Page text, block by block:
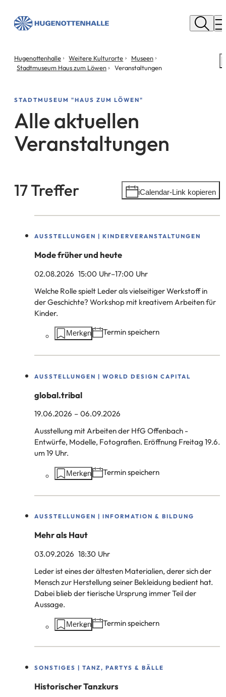
Neu
Isenburg
befinden
Hugenottenhalle Weitere Kulturorte
Museen
Stadtmuseum Haus zum Löwen
Veranstaltungen
STADTMUSEUM "HAUS ZUM LÖWEN"
Alle aktuellen
Veranstaltungen
Suchergebnis
17 Treffer iCalendar-Link kopieren
AUSSTELLUNGEN | KINDERVERANSTALTUNGEN
Mode früher und heute
02.08.2026 15:00 Uhr–17:00 Uhr
Welche Rolle spielt Leder als vielseitiger Werkstoff in
der Geschichte? Workshop mit kreativem Arbeiten für
Kinder.
Aktionen
dieser
Merken Termin speichern
AUSSTELLUNGEN | WORLD DESIGN CAPITAL
global.tribal
19.06.2026 – 06.09.2026
Ausstellung mit Arbeiten der HfG Offenbach -
Entwürfe, Modelle, Fotografien. Eröffnung Freitag 19.6.
um 19 Uhr.
Aktionen
dieser
Merken Termin speichern
AUSSTELLUNGEN | INFORMATION & BILDUNG
Mehr als Haut
03.09.2026 18:30 Uhr
Leder ist eines der ältesten Materialien, derer sich der
Mensch zur Herstellung seiner Bekleidung bedient hat.
Dabei blieb der tierische Ursprung immer Teil der
Aussage.
Aktionen
dieser
Merken Termin speichern
SONSTIGES | TANZ, PARTYS & BÄLLE
Historischer Tanzkurs